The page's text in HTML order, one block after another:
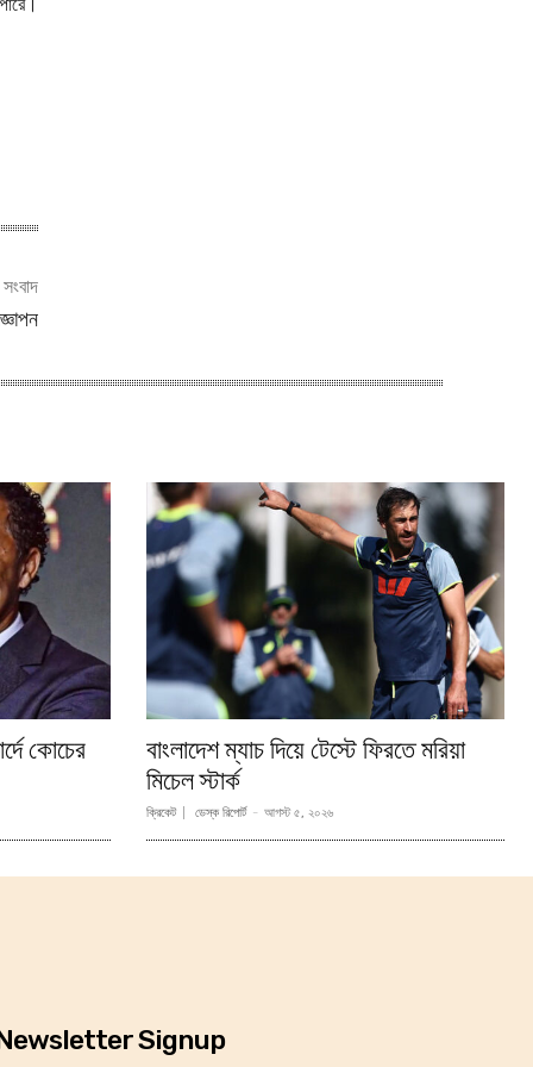
সংবাদ
কোচের
বাংলাদেশ ম্যাচ দিয়ে টেস্টে ফিরতে মরিয়া
মিচেল স্টার্ক
ক্রিকেট ডেস্ক রিপোর্ট - আগস্ট ৫, ২০২৬
Signup